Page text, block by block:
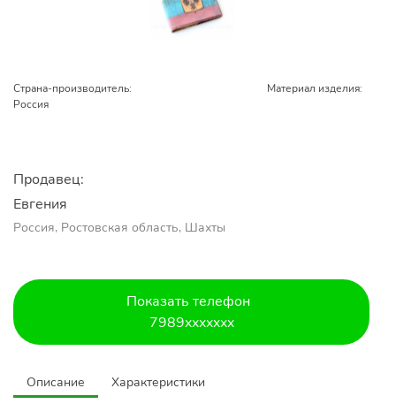
Страна-производитель:
Россия
Материал изделия:
Продавец:
Евгения
Россия, Ростовская область, Шахты
Показать телефон
7989xxxxxxx
Описание Характеристики